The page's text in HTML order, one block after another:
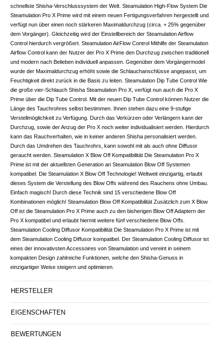
schnellste Shisha-Verschlusssystem der Welt. Steamulation High-Flow System Die
Steamulation Pro X Prime wird mit einem neuen Fertigungsverfahren hergestellt und
verfügt nun über einen noch stärkeren Maximaldurchzug (circa. + 25% gegenüber
dem Vorgänger). Gleichzeitig wird der Einstellbereich der Steamulation Airflow
Control hierdurch vergrößert. Steamulation AirFlow Control Mithilfe der Steamulation
Airflow Control kann der Nutzer der Pro X Prime den Durchzug zwischen traditionell
und modern nach Belieben individuell anpassen. Gegenüber dem Vorgängermodel
wurde der Maximaldurchzug erhöht sowie die Schlauchanschlüsse angepasst, um
Feuchtigkeit direkt zurück in die Basis zu leiten. Steamulation Dip Tube Control Wie
die große vier-Schlauch Shisha Steamulation Pro X, verfügt nun auch die Pro X
Prime über die Dip Tube Control. Mit der neuen Dip Tube Control können Nutzer die
Länge des Tauchrohres selbst bestimmen. Ihnen stehen dazu eine 9-stufige
Verstellmöglichkeit zu Verfügung. Durch das Verkürzen oder Verlängern kann der
Durchzug, sowie der Anzug der Pro X noch weiter individualisiert werden. Hierdurch
kann das Rauchverhalten, wie in keiner anderen Shisha personalisiert werden.
Durch das Umdrehen des Tauchrohrs, kann sowohl mit als auch ohne Diffusor
geraucht werden. Steamulation X Blow Off Kompatibilität Die Steamulation Pro X
Prime ist mit der aktuellsten Generation an Steamulation Blow Off Systemen
kompatibel. Die Steamulation X Blow Off Technologie! Weltweit einzigartig, erlaubt
dieses System die Verstellung des Blow Offs während des Rauchens ohne Umbau.
Einfach magisch! Durch diese Technik sind 15 verschiedene Blow Off
Kombinationen möglich! Steamulation Blow Off Kompatibilität Zusätzlich zum X Blow
Off ist die Steamulation Pro X Prime auch zu den bisherigen Blow Off Adaptern der
Pro X kompatibel und erlaubt hiermit weitere fünf verschiedene Blow Offs.
Steamulation Cooling Diffusor Kompatibilität Die Steamulation Pro X Prime ist mit
dem Steamulation Cooling Diffusor kompatibel. Der Steamulation Cooling Diffusor ist
eines der innovativsten Accessoires von Steamulation und vereint in seinem
kompakten Design zahlreiche Funktionen, welche den Shisha-Genuss in
einzigartiger Weise steigern und optimieren.
HERSTELLER
EIGENSCHAFTEN
BEWERTUNGEN